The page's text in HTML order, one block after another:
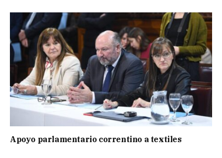
Apoyo parlamentario correntino a textiles